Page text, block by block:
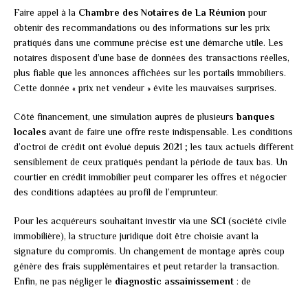
Faire appel à la Chambre des Notaires de La Réunion pour
obtenir des recommandations ou des informations sur les prix
pratiqués dans une commune précise est une démarche utile. Les
notaires disposent d’une base de données des transactions réelles,
plus fiable que les annonces affichées sur les portails immobiliers.
Cette donnée « prix net vendeur » évite les mauvaises surprises.
Côté financement, une simulation auprès de plusieursbanques
locales avant de faire une offre reste indispensable. Les conditions
d’octroi de crédit ont évolué depuis 2021 ; les taux actuels diffèrent
sensiblement de ceux pratiqués pendant la période de taux bas. Un
courtier en crédit immobilier peut comparer les offres et négocier
des conditions adaptées au profil de l’emprunteur.
Pour les acquéreurs souhaitant investir via une SCI (société civile
immobilière), la structure juridique doit être choisie avant la
signature du compromis. Un changement de montage après coup
génère des frais supplémentaires et peut retarder la transaction.
Enfin, ne pas négliger le diagnostic assainissement : de